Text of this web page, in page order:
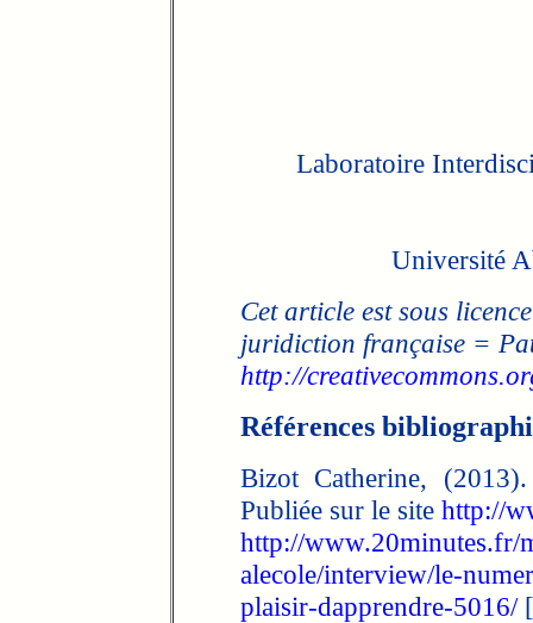
Laboratoire
Université
Cet article est sous licence
juridiction française =
http://
Références
Bizot Catherine,
Publiée sur le site http://
http://www.20minutes.fr/
alecole/interview/le-
plaisir-dapprendre-5016/